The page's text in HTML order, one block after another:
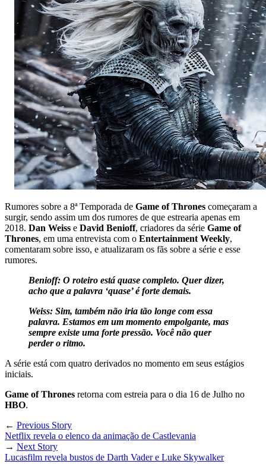
Rumores sobre a 8ª Temporada de Game of Thrones começaram a
surgir, sendo assim um dos rumores de que estrearia apenas em
2018. Dan Weiss e David Benioff, criadores da série Game of
Thrones, em uma entrevista com o Entertainment Weekly,
comentaram sobre isso, e atualizaram os fãs sobre a série e esse
rumores.
Benioff: O roteiro está quase completo. Quer dizer,
acho que a palavra ‘quase’ é forte demais.
Weiss: Sim, também não iria tão longe com essa
palavra. Estamos em um momento empolgante, mas
sempre existe uma forte pressão. Você não quer
perder o ritmo.
A série está com quatro derivados no momento em seus estágios
iniciais.
Game of Thrones retorna com estreia para o dia 16 de Julho no
HBO.
← Previous Story
Netflix revela o elenco da animação de Castlevania
→ Next Story
Lucasfilm revela bustos de Darth Vader e Luke Skywalker